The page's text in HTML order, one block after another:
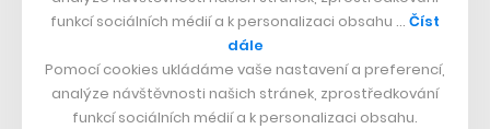
nyní se ale ukazuje, jak velký tento projekt ve
dodává.
Bezkontaktní sadu si vyzkoušelo přes 400 ubytovacích
funkcí sociálních médií a k personalizaci obsahu … Číst
dále
Pomocí cookies ukládáme vaše nastavení a preferencí,
analýze návštěvnosti našich stránek, zprostředkování
funkcí sociálních médií a k personalizaci obsahu.